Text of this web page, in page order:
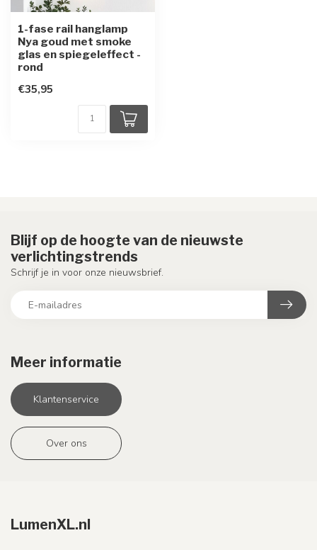
1-fase rail hanglamp
Nya goud met smoke
glas en spiegeleffect -
rond
€35,95
Meer informatie
Klantenservice
Over ons
Blijf op de hoogte van de nieuwste
verlichtingstrends
Schrijf je in voor onze nieuwsbrief.
LumenXL.nl